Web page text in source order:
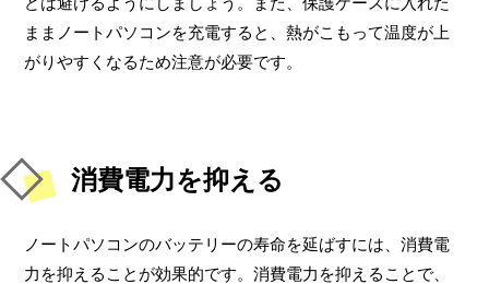
ままノートパソコンを充電すると、熱がこもって温度が上
がりやすくなるため注意が必要です。
消費電力を抑える
ノートパソコンのバッテリーの寿命を延ばすには、消費電
力を抑えることが効果的です。消費電力を抑えることで、